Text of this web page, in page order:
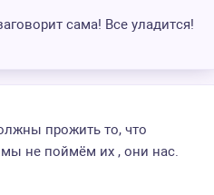
сама! Все уладится!
прожить то, что
не поймём их , они нас.